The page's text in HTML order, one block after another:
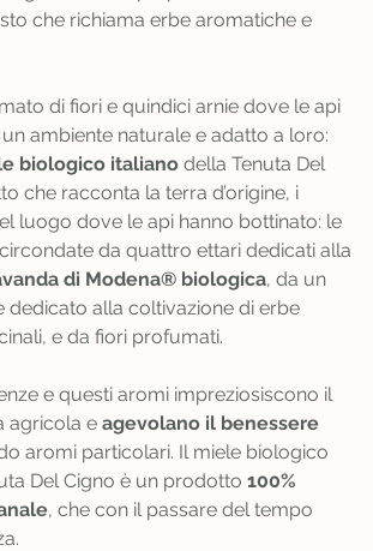
che richiama erbe aromatiche e
di fiori e quindici arnie dove le api
ambiente naturale e adatto a loro:
biologico italiano della Tenuta Del
che racconta la terra d’origine, i
luogo dove le api hanno bottinato: le
da quattro ettari dedicati alla
di Modena® biologica, da un
dedicato alla coltivazione di erbe
e da fiori profumati.
e questi aromi impreziosiscono il
agricola e agevolano il benessere
aromi particolari. Il miele biologico
Del Cigno è un prodotto 100%
, che con il passare del tempo